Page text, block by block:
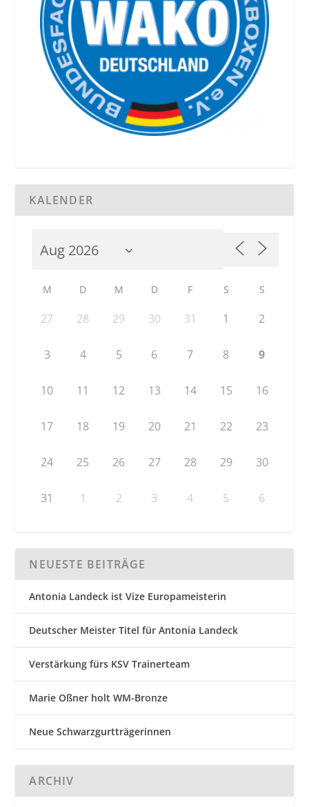
KALENDER
M D M D F S S
27 28 29 30 31 1 2
3 4 5 6 7 8 9
10 11 12 13 14 15 16
17 18 19 20 21 22 23
24 25 26 27 28 29 30
31 1 2 3 4 5 6
NEUESTE BEITRÄGE
Antonia Landeck ist Vize Europameisterin
Deutscher Meister Titel für Antonia Landeck
Verstärkung fürs KSV Trainerteam
Marie Oßner holt WM-Bronze
Neue Schwarzgurtträgerinnen
ARCHIV